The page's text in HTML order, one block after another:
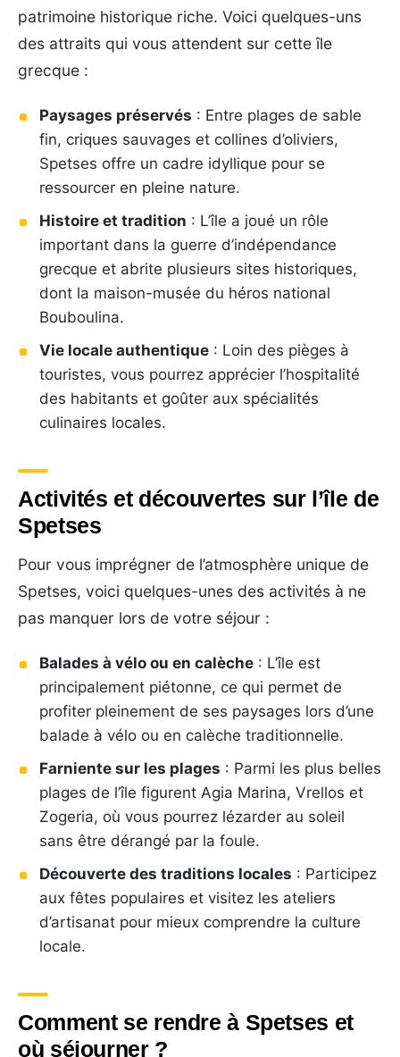
patrimoine historique riche. Voici quelques-uns
des attraits qui vous attendent sur cette île
grecque :
Paysages préservés : Entre plages de sable
fin, criques sauvages et collines d’oliviers,
Spetses offre un cadre idyllique pour se
ressourcer en pleine nature.
Histoire et tradition : L’île a joué un rôle
important dans la guerre d’indépendance
grecque et abrite plusieurs sites historiques,
dont la maison-musée du héros national
Bouboulina.
Vie locale authentique : Loin des pièges à
touristes, vous pourrez apprécier l’hospitalité
des habitants et goûter aux spécialités
culinaires locales.
Activités et découvertes sur l’île de
Spetses
Pour vous imprégner de l’atmosphère unique de
Spetses, voici quelques-unes des activités à ne
pas manquer lors de votre séjour :
Balades à vélo ou en calèche : L’île est
principalement piétonne, ce qui permet de
profiter pleinement de ses paysages lors d’une
balade à vélo ou en calèche traditionnelle.
Farniente sur les plages : Parmi les plus belles
plages de l’île figurent Agia Marina, Vrellos et
Zogeria, où vous pourrez lézarder au soleil
sans être dérangé par la foule.
Découverte des traditions locales : Participez
aux fêtes populaires et visitez les ateliers
d’artisanat pour mieux comprendre la culture
locale.
Comment se rendre à Spetses et
où séjourner ?